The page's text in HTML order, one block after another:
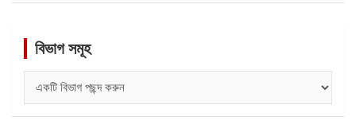
বিভাগ সমূহ
সমূহ